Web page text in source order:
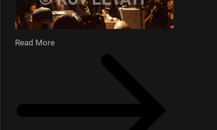
Read More